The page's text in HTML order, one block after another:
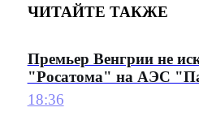
ЧИТАЙТЕ ТАКЖЕ
Премьер Венгрии не
"Росатома" на АЭС
18:36